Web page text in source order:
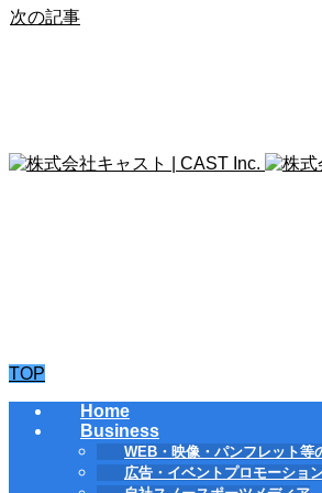
次の記事
TOP
Home
Business
WEB・映像・パンフレット等
広告・イベントプロモーショ